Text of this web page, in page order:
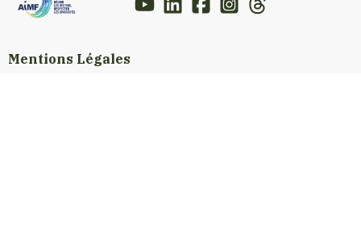
Mentions Légales